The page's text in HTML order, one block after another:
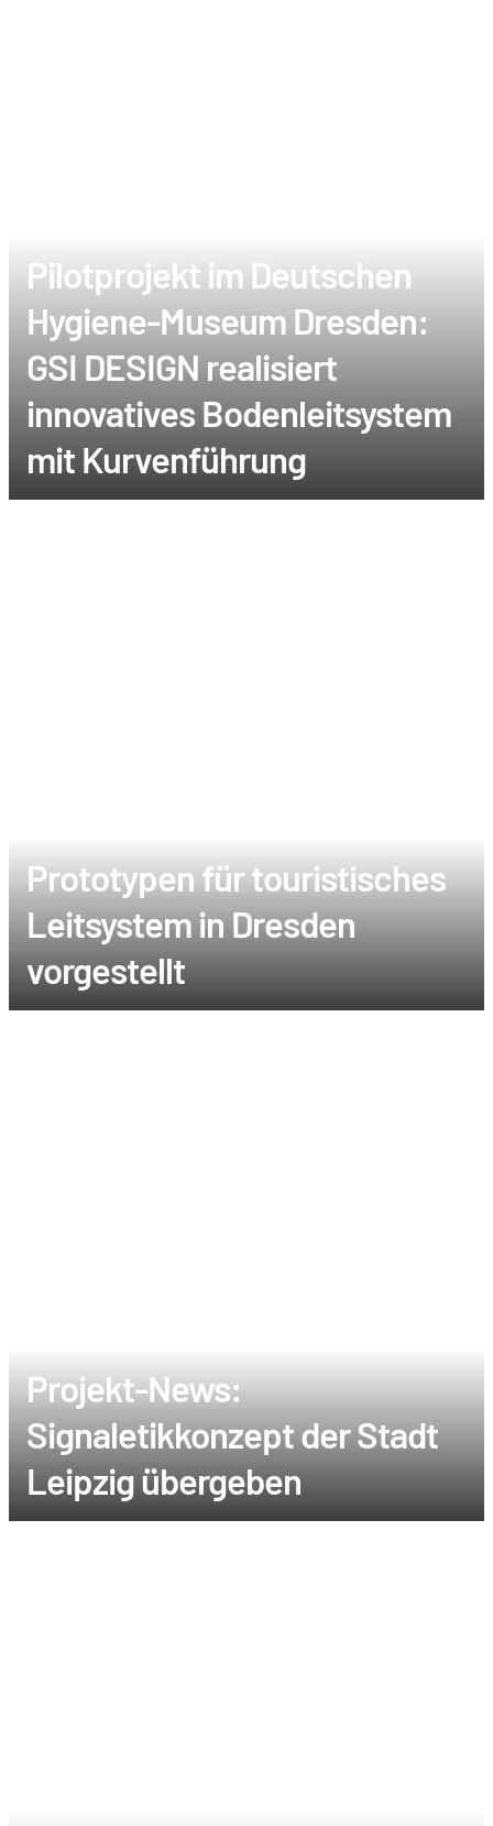
Pilotprojekt im Deutschen
Hygiene-Museum Dresden:
GSI DESIGN realisiert
innovatives Bodenleitsystem
mit Kurvenführung
Prototypen für touristisches
Leitsystem in Dresden
vorgestellt
Projekt-News:
Signaletikkonzept der Stadt
Leipzig übergeben